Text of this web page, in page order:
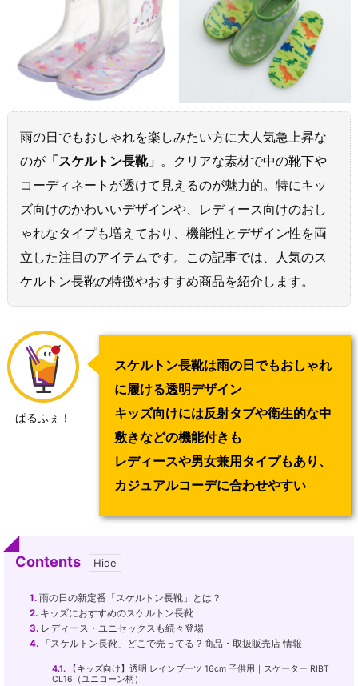
雨の日でもおしゃれを楽しみたい方に大人気急上昇な
のが 「スケルトン長靴」 。クリアな素材で中の靴下や
コーディネートが透けて見えるのが魅力的。特にキッ
ズ向けのかわいいデザインや、レディース向けのおし
ゃれなタイプも増えており、機能性とデザイン性を両
立した注目のアイテムです。この記事では、人気のス
ケルトン長靴の特徴やおすすめ商品を紹介します。
ぱるふぇ！
スケルトン長靴は雨の日でもおしゃれ
に履ける透明デザイン
キッズ向けには反射タブや衛生的な中
敷きなどの機能付きも
レディースや男女兼用タイプもあり、
カジュアルコーデに合わせやすい
Contents
1. 雨の日の新定番「スケルトン長靴」とは？
2. キッズにおすすめのスケルトン長靴
3. レディース・ユニセックスも続々登場
4. 「スケルトン長靴」どこで売ってる？商品・取扱販売店 情報
4.1. 【キッズ向け】透明 レインブーツ 16cm 子供用｜スケーター RIBT
CL16（ユニコーン柄）